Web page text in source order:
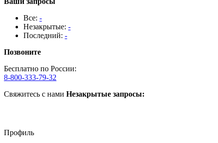
Все: -
Незакрытые: -
Последний: -
Позвоните
Бесплатно по России:
8-800-333-79-32
Свяжитесь с нами Незакрытые запросы:
Профиль